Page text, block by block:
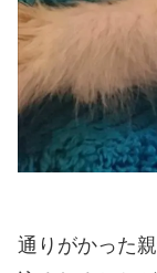
通りがかった